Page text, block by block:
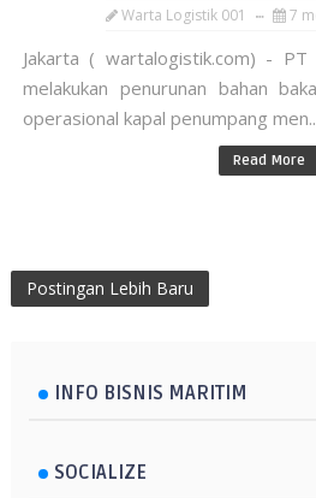
Warta Logistik 001 7
Jakarta ( wartalogistik.com) -
melakukan penurunan bahan
operasional kapal penumpang
Read More
Postingan Lebih Baru
INFO BISNIS MARITIM
SOCIALIZE